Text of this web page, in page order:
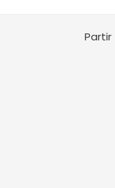
Partir